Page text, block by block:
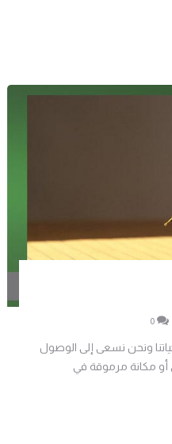
0
ونحن نسعى إلى الوصول
أو مكانة مرموقة في